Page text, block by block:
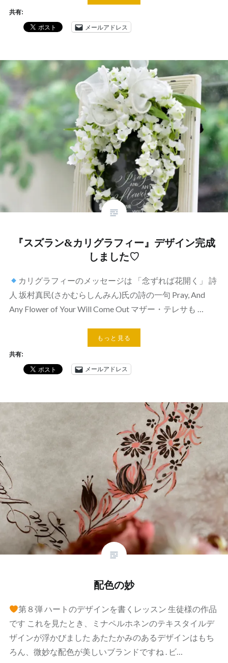
共有:
メールアドレス
『スズラン&カリグラフィー』デザイン完成
しました♡
カリグラフィーのメッセージは 「念ずれば花開く」 詩
人 坂村真民(さかむらしんみん)氏の詩の一句 Pray, And
Any Flower of Your Will Come Out マザー・テレサも …
もっと見る
共有:
メールアドレス
配色の妙
第８弾 ハートのデザインを書くレッスン 生徒様の作品
です これを見たとき、ミナペルホネンのテキスタイルデ
ザインが浮かびました あたたかみのあるデザインはもち
ろん、微妙な配色が美しいブランドですね . ビ…